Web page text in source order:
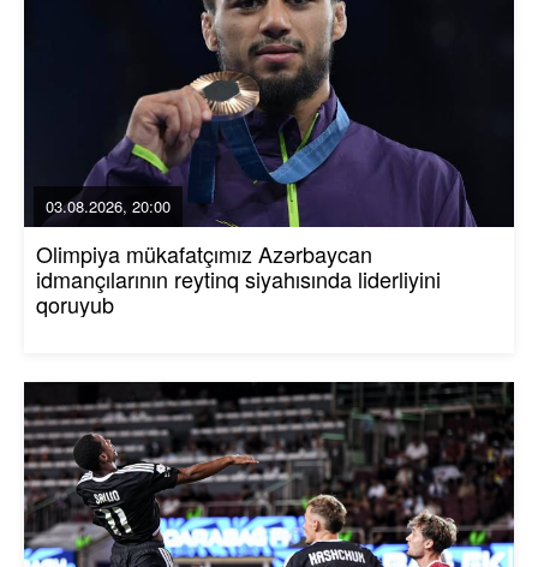
03.08.2026, 20:00
Olimpiya mükafatçımız Azərbaycan
idmançılarının reytinq siyahısında liderliyini
qoruyub